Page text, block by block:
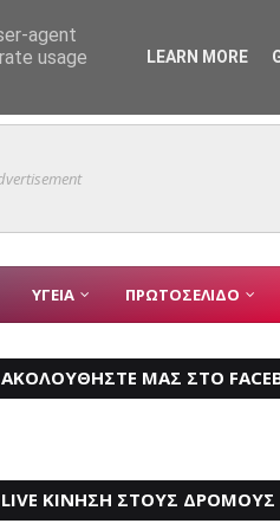
του 9ου Open Air Film Festival
ΥΓΕΙΑ ΠΡΩΤΟΣΕΛΙΔΟ
ΑΚΟΛΟΥΘΗΣΤΕ ΜΑΣ ΣΤΟ
LIVE ΚΙΝΗΣΗ ΣΤΟΥΣ ΔΡΟΜΟΥΣ
agent
usage
LEARN MORE